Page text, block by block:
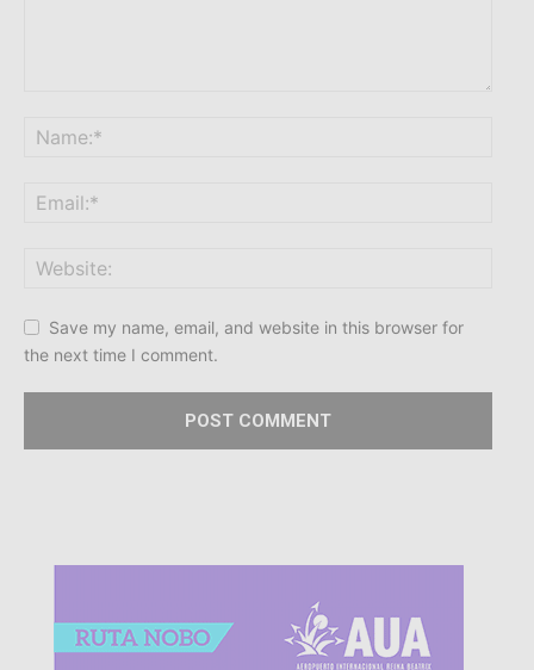
Save my name, email, and website in this browser for
the next time I comment.